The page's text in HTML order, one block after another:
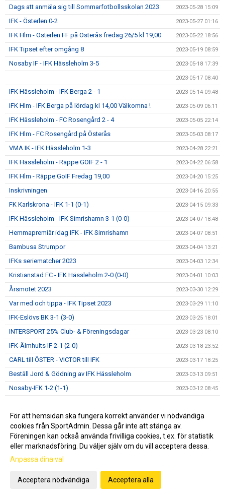
Dags att anmäla sig till Sommarfotbollsskolan 2023 2023-05-28 15:09
IFK - Österlen 0-2 2023-05-27 01:16
IFK Hlm - Österlen FF på Österås fredag 26/5 kl 19,00 2023-05-22 18:56
IFK Tipset efter omgång 8 2023-05-19 08:59
Nosaby IF - IFK Hässleholm 3-5 2023-05-18 17:39
2023-05-17 08:40
IFK Hässleholm - IFK Berga 2 - 1 2023-05-14 09:48
IFK Hlm - IFK Berga på lördag kl 14,00 Välkomna ! 2023-05-09 06:11
IFK Hässleholm - FC Rosengård 2 - 4 2023-05-05 22:14
IFK Hlm - FC Rosengård på Österås 2023-05-03 08:17
VMA IK - IFK Hässleholm 1-3 2023-04-28 22:21
IFK Hässleholm - Räppe GOIF 2 - 1 2023-04-22 06:58
IFK Hlm - Räppe GoIF Fredag 19,00 2023-04-20 15:25
Inskrivningen 2023-04-16 20:55
FK Karlskrona - IFK 1-1 (0-1) 2023-04-15 09:33
IFK Hässleholm - IFK Simrishamn 3-1 (0-0) 2023-04-07 18:48
Hemmapremiär idag IFK - IFK Simrishamn 2023-04-07 08:51
Bambusa Strumpor 2023-04-04 13:21
IFKs seriematcher 2023 2023-04-03 12:34
Kristianstad FC - IFK Hässleholm 2-0 (0-0) 2023-04-01 10:03
Årsmötet 2023 2023-03-30 12:29
Var med och tippa - IFK Tipset 2023 2023-03-29 11:10
IFK-Eslövs BK 3-1 (3-0) 2023-03-25 18:01
INTERSPORT 25% Club- & Föreningsdagar 2023-03-23 08:10
IFK-Älmhults IF 2-1 (2-0) 2023-03-18 23:52
CARL till ÖSTER - VICTOR till IFK 2023-03-17 18:25
Beställ Jord & Gödning av IFK Hässleholm 2023-03-13 09:51
Nosaby-IFK 1-2 (1-1) 2023-03-12 08:45
IFK-Lunds BK 0-5 (0-1) 2023-03-05 08:58
IFK-Sölvesborg 2-0 (0-0) 2023-02-26 08:10
Kristianstads FC-IFK 2-1 (0-0) 2023-02-21 07:51
OBS ! Kvällens match inställd
För att hemsidan ska fungera korrekt använder vi nödvändiga
cookies från SportAdmin. Dessa går inte att stänga av.
Föreningen kan också använda frivilliga cookies, t.ex. för statistik
eller marknadsföring. Du väljer själv om du vill acceptera dessa.
Anpassa dina val
Acceptera nödvändiga Acceptera alla